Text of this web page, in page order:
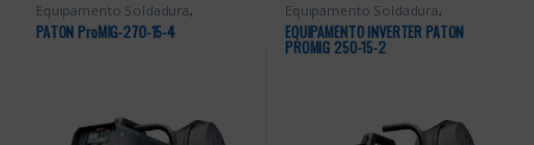
Equipamento Soldadura,
Equipamentos Paton ,
Equipamentos Soldadura
PATON ProMIG-270-15-4
Equipamento Soldadura,
Equipamentos Paton,
Equipamentos Soldadura
EQUIPAMENTO INVERTER PATON
PROMIG 250-15-2